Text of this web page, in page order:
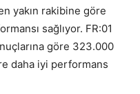
yakın rakibine göre
sağlıyor. FR:01
göre 323.000
daha iyi performans